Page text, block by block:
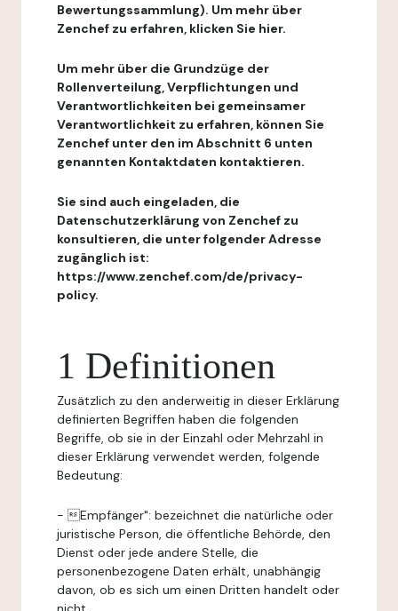
Bewertungssammlung). Um mehr über
Zenchef zu erfahren, klicken Sie hier.
Um mehr über die Grundzüge der
Rollenverteilung, Verpflichtungen und
Verantwortlichkeiten bei gemeinsamer
Verantwortlichkeit zu erfahren, können Sie
Zenchef unter den im Abschnitt 6 unten
genannten Kontaktdaten kontaktieren.
Sie sind auch eingeladen, die
Datenschutzerklärung von Zenchef zu
konsultieren, die unter folgender Adresse
zugänglich ist:
https://www.zenchef.com/de/privacy-
policy.
1 Definitionen
Zusätzlich zu den anderweitig in dieser Erklärung
definierten Begriffen haben die folgenden
Begriffe, ob sie in der Einzahl oder Mehrzahl in
dieser Erklärung verwendet werden, folgende
Bedeutung:
- Empfänger": bezeichnet die natürliche oder
juristische Person, die öffentliche Behörde, den
Dienst oder jede andere Stelle, die
personenbezogene Daten erhält, unabhängig
davon, ob es sich um einen Dritten handelt oder